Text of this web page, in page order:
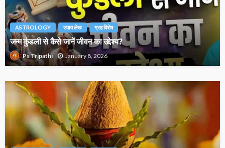
ASTROLOGY उपाय लेख ग्रह विशेष
जन्म कुंडली से कैसे जानें जीवन का उद्देश्य?
Ps Tripathi January 8, 2026